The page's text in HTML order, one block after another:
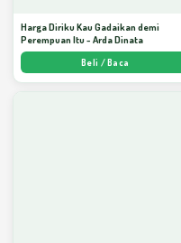
Harga Diriku Kau Gadaikan demi
Perempuan Itu - Arda Dinata
Beli / Baca